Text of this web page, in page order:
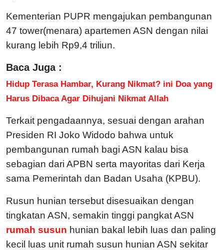
Kementerian PUPR mengajukan pembangunan
47 tower(menara) apartemen ASN dengan nilai
kurang lebih Rp9,4 triliun.
Baca Juga :
Hidup Terasa Hambar, Kurang Nikmat? ini Doa yang
Harus Dibaca Agar Dihujani Nikmat Allah
Terkait pengadaannya, sesuai dengan arahan
Presiden RI Joko Widodo bahwa untuk
pembangunan rumah bagi ASN kalau bisa
sebagian dari APBN serta mayoritas dari Kerja
sama Pemerintah dan Badan Usaha (KPBU).
Rusun hunian tersebut disesuaikan dengan
tingkatan ASN, semakin tinggi pangkat ASN
rumah susun hunian bakal lebih luas dan paling
kecil luas unit rumah susun hunian ASN sekitar